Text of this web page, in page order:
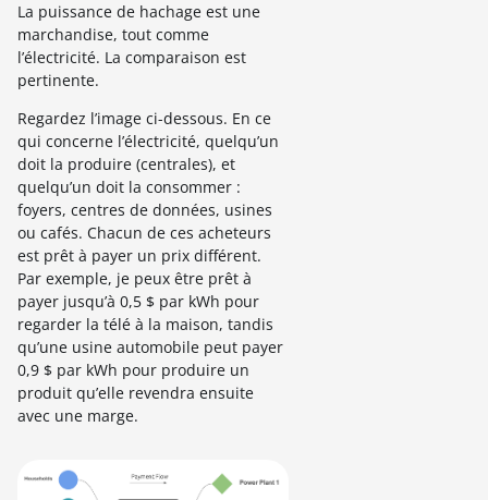
La puissance de hachage est une
marchandise, tout comme
l’électricité. La comparaison est
pertinente.
Regardez l’image ci-dessous. En ce
qui concerne l’électricité, quelqu’un
doit la produire (centrales), et
quelqu’un doit la consommer :
foyers, centres de données, usines
ou cafés. Chacun de ces acheteurs
est prêt à payer un prix différent.
Par exemple, je peux être prêt à
payer jusqu’à 0,5 $ par kWh pour
regarder la télé à la maison, tandis
qu’une usine automobile peut payer
0,9 $ par kWh pour produire un
produit qu’elle revendra ensuite
avec une marge.